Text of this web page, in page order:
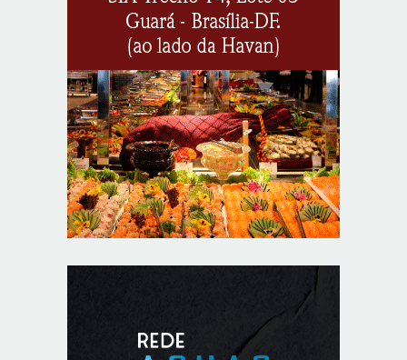
Provedores de internet transformam o Wi-Fi em
ferramenta de fidelização e novas receitas
Autoridades celebram legado de Augusto Nardes em
jantar em Brasília
Unidade oferece atendimento especializado a crianças
e adolescentes vítimas de violência sexual no DF
Planaltina terá reforço de ônibus para a 6ª Feira
Nacional da Uva e do Vinho
Endereços em Planaltina terão o fornecimento de
Lactário do Hospital de Base garante alimentação